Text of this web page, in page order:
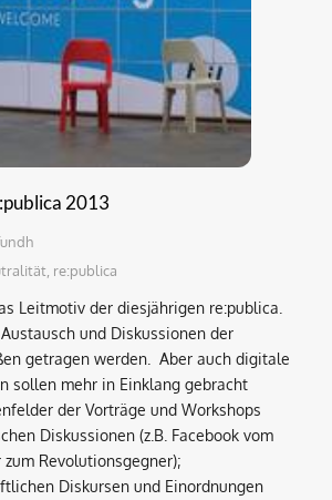
2013
re:publica
Leitmotiv der diesjährigen re:publica.
und Diskussionen der
getragen werden. Aber auch digitale
sollen mehr in Einklang gebracht
der Vorträge und Workshops
Diskussionen (z.B. Facebook vom
Revolutionsgegner);
Diskursen und Einordnungen